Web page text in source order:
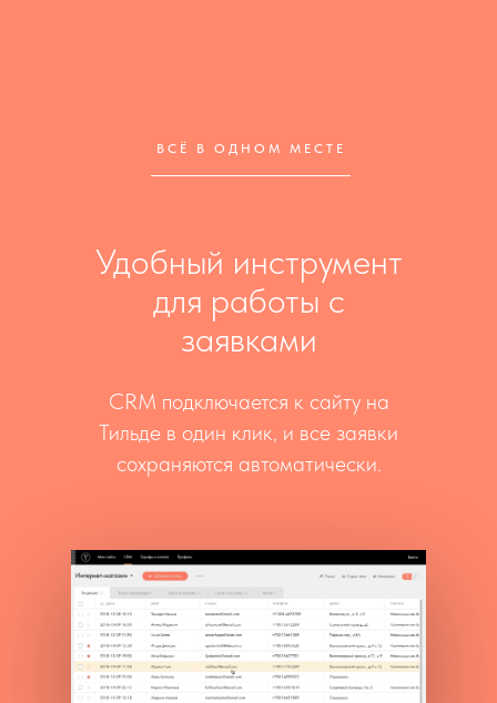
Удобный инструмент
для работы с
заявками
ВСЁ В ОДНОМ МЕСТЕ
CRM подключается к сайту на
Тильде в один клик, и все заявки
сохраняются автоматически.